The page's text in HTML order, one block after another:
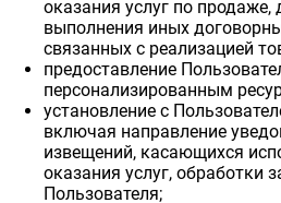
оказания услуг по продаже,
выполнения иных
связанных с реализацией
предоставление
персонализированным
установление с
включая направление
извещений, касающихся
оказания услуг, обработки
Пользователя;